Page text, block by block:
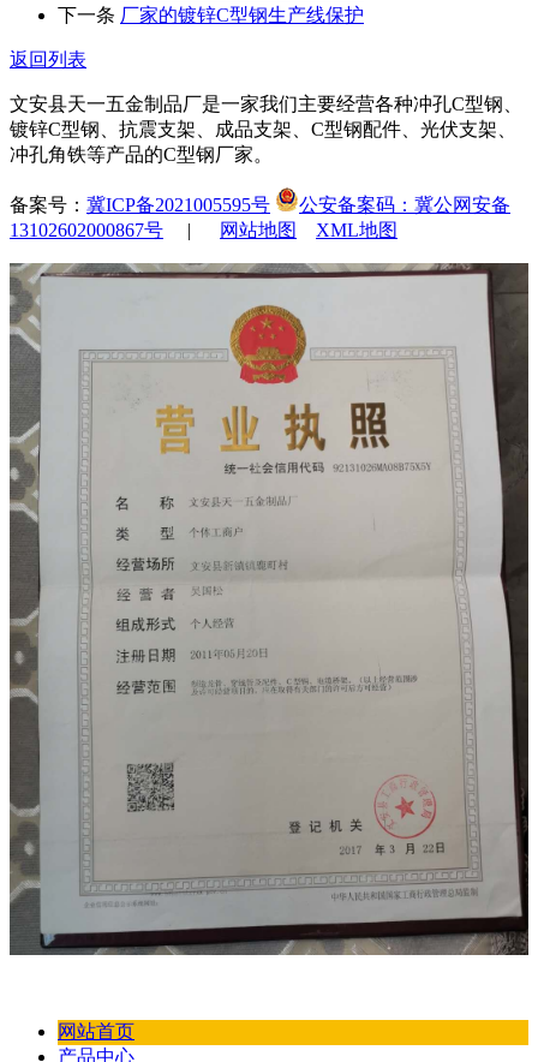
下一条 ​厂家的镀锌C型钢生产线保护
返回列表
文安县天一五金制品厂是一家我们主要经营各种冲孔C型钢、
镀锌C型钢、抗震支架、成品支架、C型钢配件、光伏支架、
冲孔角铁等产品的C型钢厂家。
备案号： 冀ICP备2021005595号
公安备案码：冀公网安备
13102602000867号 | 网站地图 XML地图
网站首页
产品中心